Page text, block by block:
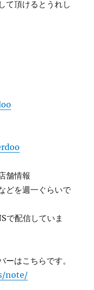
て頂けるとうれし
舗情報
どを週一ぐらいで
で配信していま
ーはこちらです。
note/